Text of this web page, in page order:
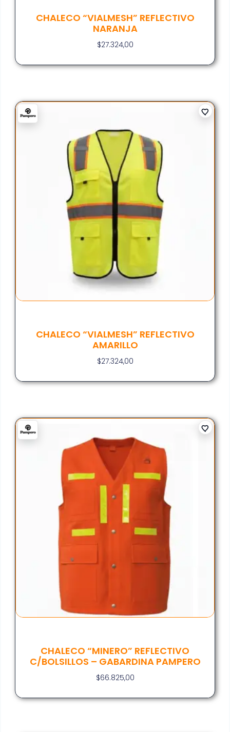
CHALECO “VIALMESH” REFLECTIVO
NARANJA
$27.324,00
CHALECO “VIALMESH” REFLECTIVO
AMARILLO
$27.324,00
CHALECO “MINERO” REFLECTIVO
C/BOLSILLOS – GABARDINA PAMPERO
$66.825,00